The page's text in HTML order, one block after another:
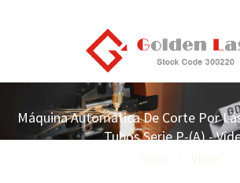
Máquina Automática De Corte Por
Tubos Serie P-(A) -